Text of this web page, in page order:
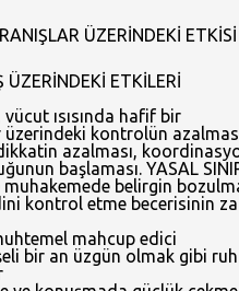
ÜZERİNDEKİ ETKİSİ
ETKİLERİ
ısısında hafif bir
üzerindeki kontrolün
azalması,
başlaması. YASAL
muhakemede belirgin
kontrol etme becerisinin
mahcup edici
bir an üzgün olmak gibi ruh